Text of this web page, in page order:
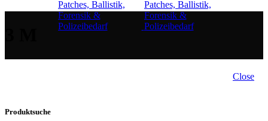
Close
Produktsuche